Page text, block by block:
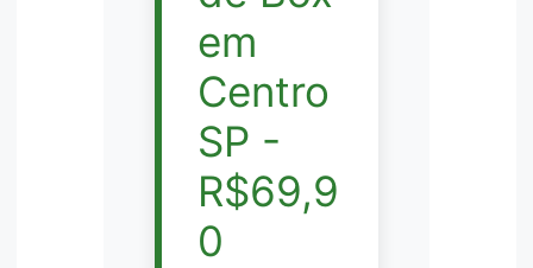
em
Centro
SP -
R$69,9
0